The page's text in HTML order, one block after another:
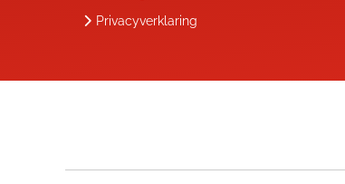
Privacyverklaring